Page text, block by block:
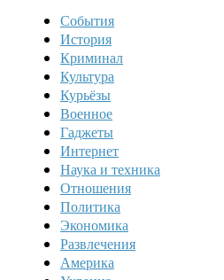
События
История
Криминал
Культура
Курьёзы
Военное
Гаджеты
Интернет
Наука и техника
Отношения
Политика
Экономика
Развлечения
Америка